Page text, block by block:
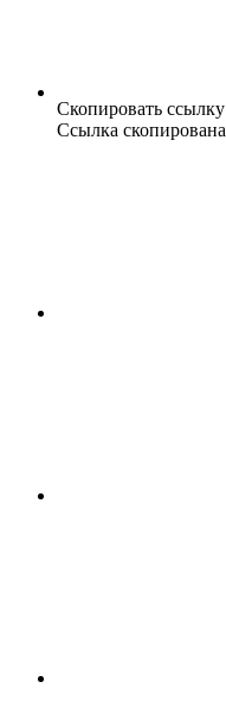
Скопировать ссылку
Ссылка скопирована